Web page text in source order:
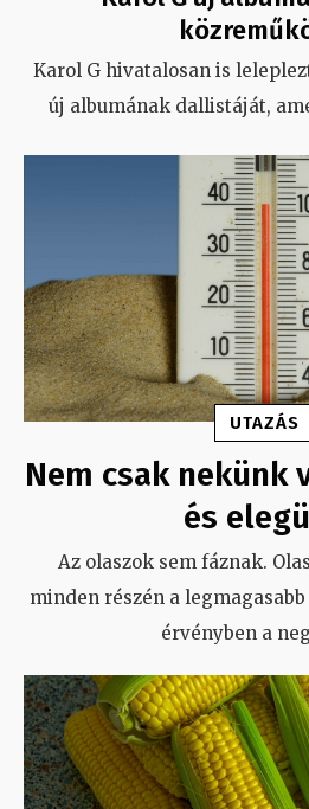
Karol G hivatalosan is
új albumának dallistáját,
UTAZÁS
Nem csak nekünk
és
Az olaszok sem fáznak.
minden részén a
érvényben a